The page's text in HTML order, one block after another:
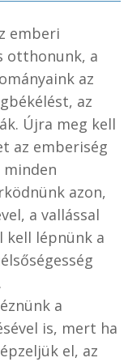
emberi
otthonunk, a
az
az
Újra meg kell
az emberiség
azon,
a vallással
kell lépnünk a
a
is, mert ha
el, az